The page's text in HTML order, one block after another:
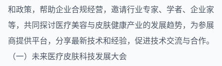
和政策，帮助企业合规经营，邀请行业专家、学者、企业家
等，共同探讨医疗美容与皮肤健康产业的发展趋势，为参展
商提供平台，分享最新技术和经验，促进技术交流与合作。
（一）未来医疗皮肤科技发展大会